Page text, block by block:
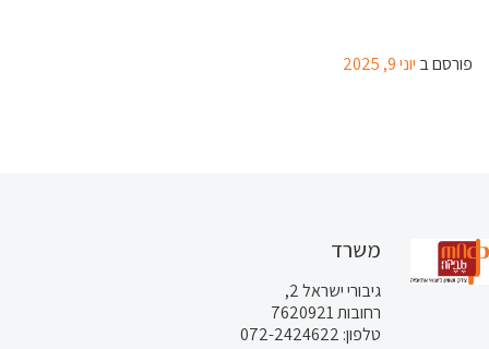
פורסם ב יוני 9, 2025
משרד
גיבורי ישראל 2,
רחובות 7620921
טלפון: 072-2424622